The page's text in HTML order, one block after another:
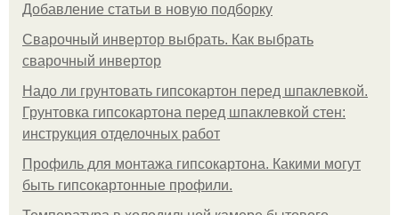
Добавление статьи в новую подборку
Сварочный инвертор выбрать. Как выбрать
сварочный инвертор
Надо ли грунтовать гипсокартон перед шпаклевкой.
Грунтовка гипсокартона перед шпаклевкой стен:
инструкция отделочных работ
Профиль для монтажа гипсокартона. Какими могут
быть гипсокартонные профили.